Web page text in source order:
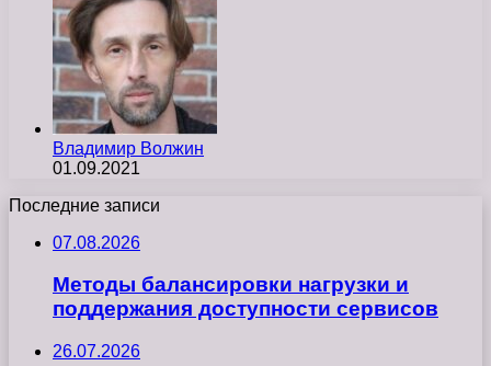
Владимир Волжин
01.09.2021
Последние записи
07.08.2026
Методы балансировки нагрузки и
поддержания доступности сервисов
26.07.2026